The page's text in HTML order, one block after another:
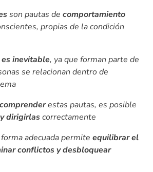
son pautas decomportamiento
propias de la condición
inevitable, ya que forman parte de
se relacionan dentro de
estas pautas, es posible
dirigirlas correctamente
adecuada permiteequilibrar el
conflictos y desbloquear